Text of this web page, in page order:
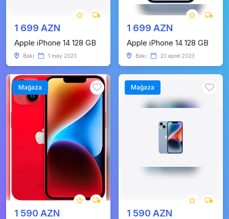
1 699 AZN
Apple iPhone 14 128 GB
Bakı 1 may 2023
1 699 AZN
Apple iPhone 14 128 GB
Bakı 23 aprel 2023
Mağaza
1 590 AZN
Mağaza
1 590 AZN